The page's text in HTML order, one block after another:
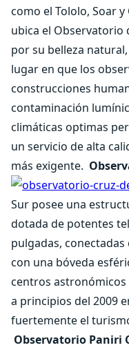
como el Tololo, Soar
ubica el Observatorio
por su belleza
lugar en que los
construcciones
contaminación
climáticas optimas
un servicio de alta
más exigente.
Sur posee una
dotada de potentes
pulgadas,
con una bóveda
centros
a principios del 2009
fuertemente el
Observatorio Paniri